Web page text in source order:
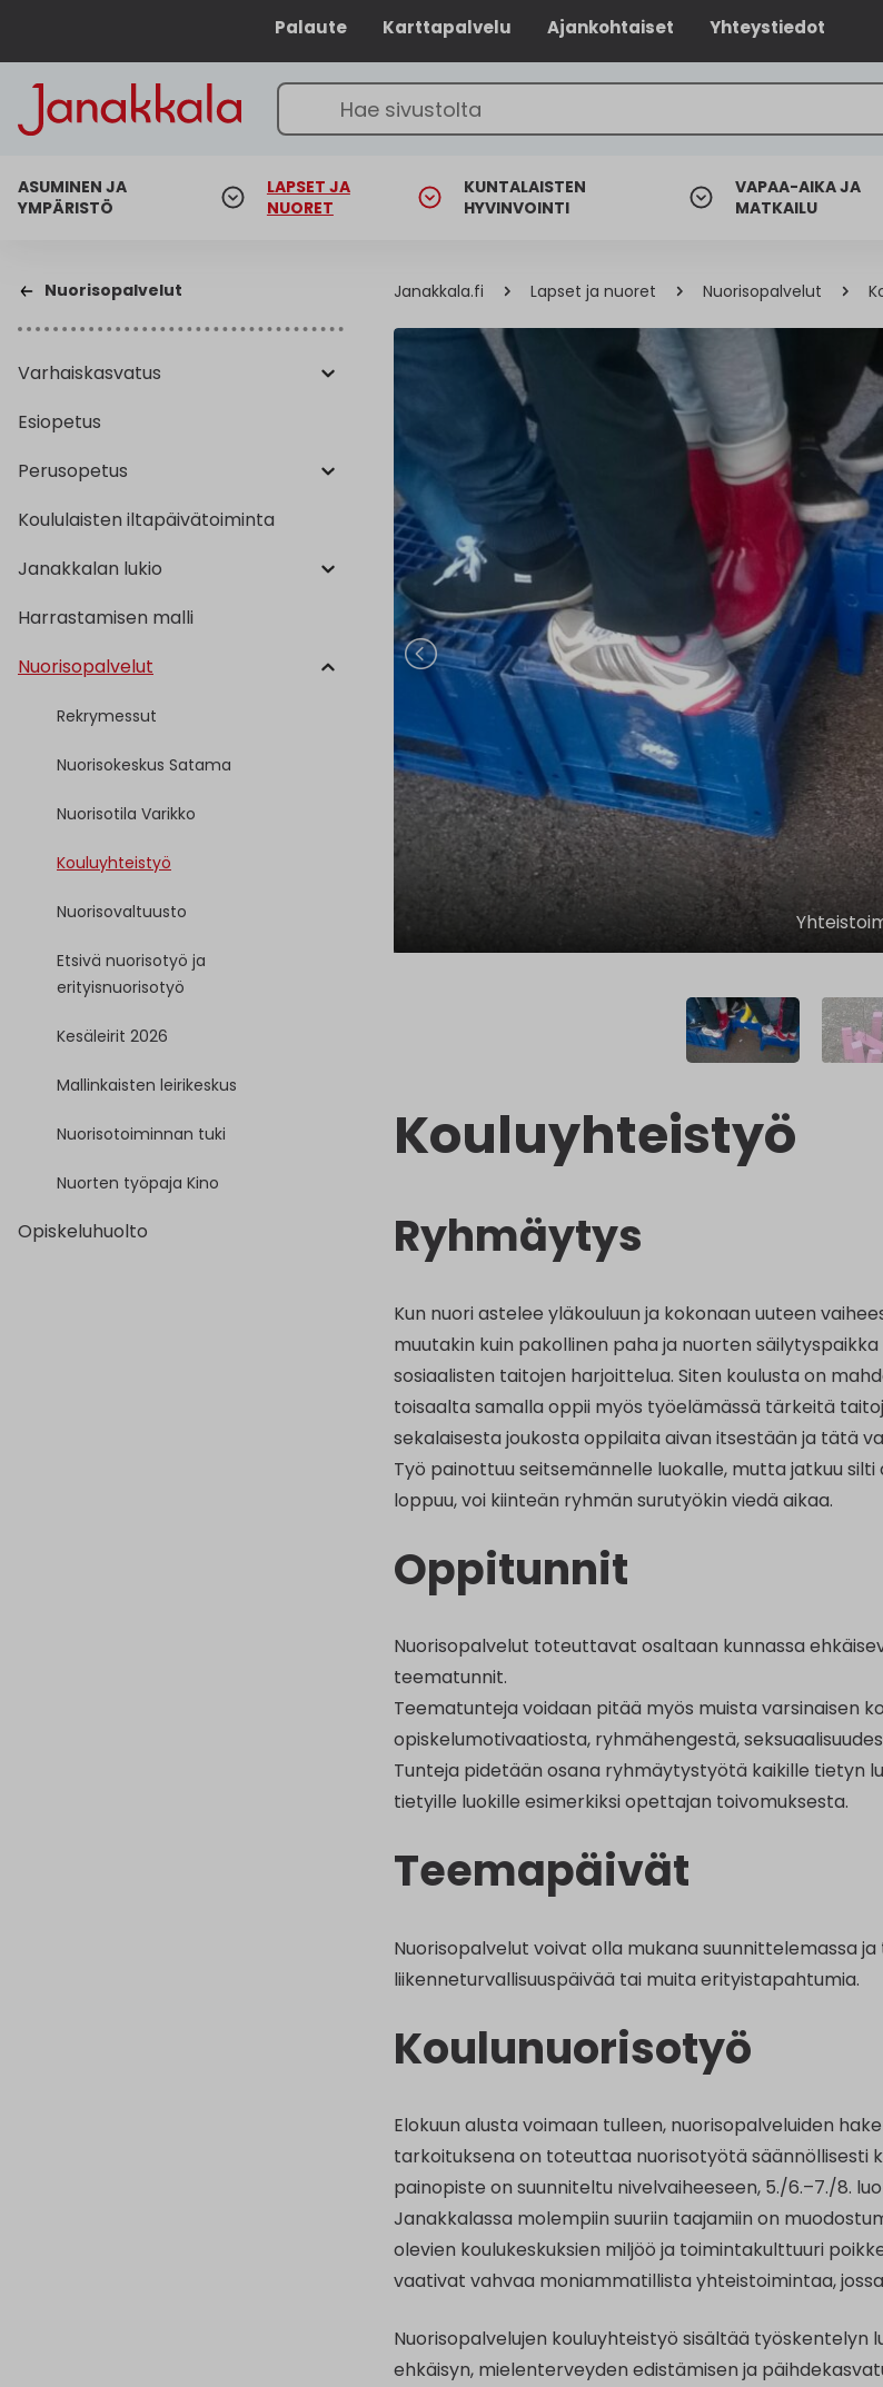
Palaute Karttapalvelu Ajankohtaiset Yhteystiedot
ASUMINEN JA
YMPÄRISTÖ
LAPSET JA
NUORET
KUNTALAISTEN
HYVINVOINTI
VAPAA-AIKA JA
MATKAILU
Nuorisopalvelut
Varhaiskasvatus
Esiopetus
Perusopetus
Koululaisten iltapäivätoiminta
Janakkalan lukio
Harrastamisen malli
Nuorisopalvelut
Rekrymessut
Nuorisokeskus Satama
Nuorisotila Varikko
Kouluyhteistyö
Nuorisovaltuusto
Etsivä nuorisotyö ja
erityisnuorisotyö
Kesäleirit 2026
Mallinkaisten leirikeskus
Nuorisotoiminnan tuki
Nuorten työpaja Kino
Opiskeluhuolto
Janakkala.fi Lapset ja nuoret Nuorisopalvelut
Kouluyhteistyö
Ryhmäytys
Kun nuori astelee yläkouluun ja kokonaan uuteen
muutakin kuin pakollinen paha ja nuorten
sosiaalisten taitojen harjoittelua. Siten koulusta on
toisaalta samalla oppii myös työelämässä tärkeitä
sekalaisesta joukosta oppilaita aivan itsestään ja tätä
Työ painottuu seitsemännelle luokalle, mutta jatkuu silti
loppuu, voi kiinteän ryhmän surutyökin viedä aikaa.
Oppitunnit
Nuorisopalvelut toteuttavat osaltaan kunnassa
teematunnit.
Teematunteja voidaan pitää myös muista varsinaisen
opiskelumotivaatiosta, ryhmähengestä,
Tunteja pidetään osana ryhmäytystyötä kaikille tietyn
tietyille luokille esimerkiksi opettajan toivomuksesta.
Teemapäivät
Nuorisopalvelut voivat olla mukana suunnittelemassa
liikenneturvallisuuspäivää tai muita erityistapahtumia.
Koulunuorisotyö
Elokuun alusta voimaan tulleen, nuorisopalveluiden
tarkoituksena on toteuttaa nuorisotyötä säännöllisesti
painopiste on suunniteltu nivelvaiheeseen, 5./6.–7./8.
Janakkalassa molempiin suuriin taajamiin on
olevien koulukeskuksien miljöö ja toimintakulttuuri
vaativat vahvaa moniammatillista yhteistoimintaa,
Nuorisopalvelujen kouluyhteistyö sisältää työskentelyn
ehkäisyn, mielenterveyden edistämisen ja